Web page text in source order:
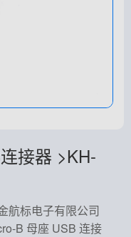
接器 >KH-
航标电子有限公司
B 母座 USB 连接